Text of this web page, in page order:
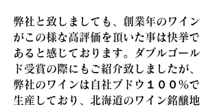
弊社と致しましても、創業年のワイン
がこの様な高評価を頂いた事は快挙で
あると感じております。ダブルゴール
ド受賞の際にもご紹介致しましたが、
弊社のワインは自社ブドウ１００％で
生産しており、北海道のワイン銘醸地